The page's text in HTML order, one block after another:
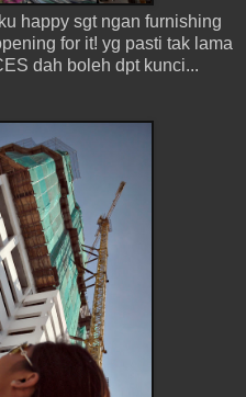
happy sgt ngan furnishing
for it! yg pasti tak lama
dah boleh dpt kunci...